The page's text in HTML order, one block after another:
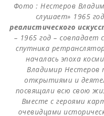
Фото : Нестеров
слушает» 1965
реалистического
– 1965 год – совпадает
спутника
началась эпоха
Владимир Нестеров
открытиями и
посвящали всю свою
Вместе с героями
очевидцами